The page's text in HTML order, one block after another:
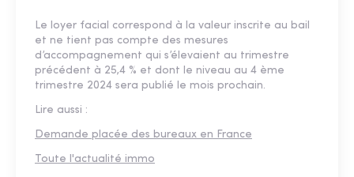
Le loyer facial correspond à la valeur inscrite au bail
et ne tient pas compte des mesures
d’accompagnement qui s’élevaient au trimestre
précédent à 25,4 % et dont le niveau au 4 ème
trimestre 2024 sera publié le mois prochain.
Lire aussi :
Demande placée des bureaux en France
Toute l'actualité immo